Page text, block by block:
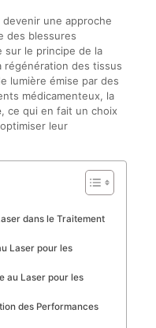
une approche
des blessures
sur le principe de la
régénération des tissus
lumière émise par des
médicamenteux, la
, ce qui en fait un choix
leur
dans le Traitement
Laser pour les
au Laser pour les
des Performances